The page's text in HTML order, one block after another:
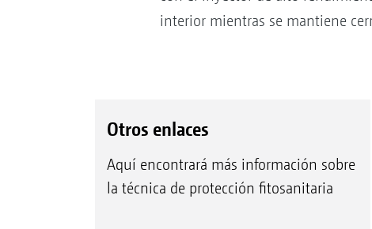
interior mientras se mantiene
Otros enlaces
Aquí encontrará más información sobre
la técnica de protección fitosanitaria